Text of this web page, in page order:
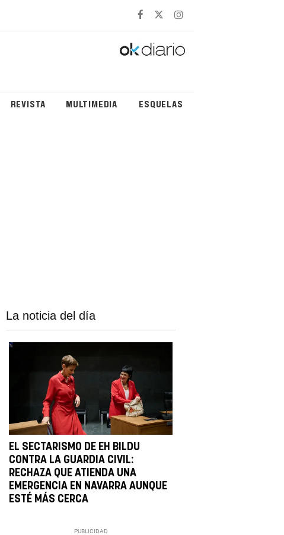
REVISTA MULTIMEDIA ESQUELAS
La noticia del día
EL SECTARISMO DE EH BILDU
CONTRA LA GUARDIA CIVIL:
RECHAZA QUE ATIENDA UNA
EMERGENCIA EN NAVARRA AUNQUE
ESTÉ MÁS CERCA